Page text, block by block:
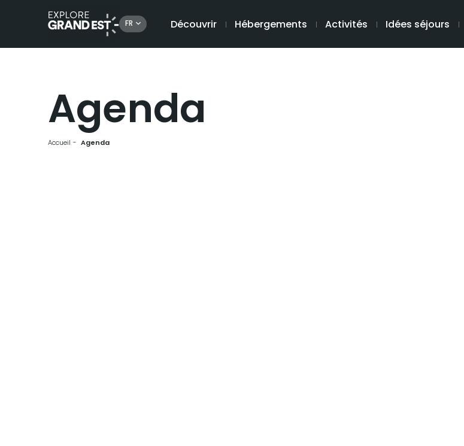
FR Découvrir Hébergements Activités Idées séjours
Agenda
Accueil Agenda